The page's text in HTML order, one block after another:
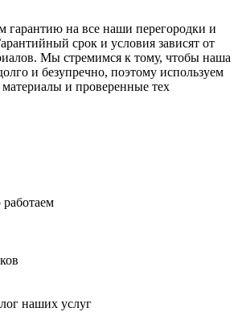
гарантию на все наши перегородки и
срок и условия зависят от
Мы стремимся к тому, чтобы наша
и безупречно, поэтому используем
материалы и проверенные тех
наших услуг